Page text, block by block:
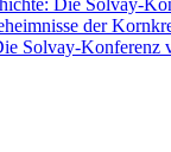
Die Solvay-
der
Solvay-Konferenz